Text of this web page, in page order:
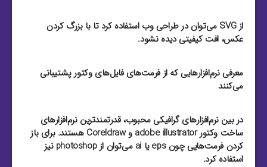
از SVG می‌توان در طراحی وب استفاده کرد تا با بزرگ کردن
عکس، افت کیفیتی دیده نشود.
معرفی نرم‌افزارهایی که از فرمت‌های فایل‌های وکتور پشتیبانی
می‌کنند
در بین نرم‌افزارهای گرافیکی محبوب، قدرتمند‌ترین نرم‌افزارهای
ساخت وکتور adobe illustrator و Coreldraw هستند. برای باز
کردن فرمت‌هایی چون eps یا ai می‌توان از photoshop نیز
استفاده کرد.